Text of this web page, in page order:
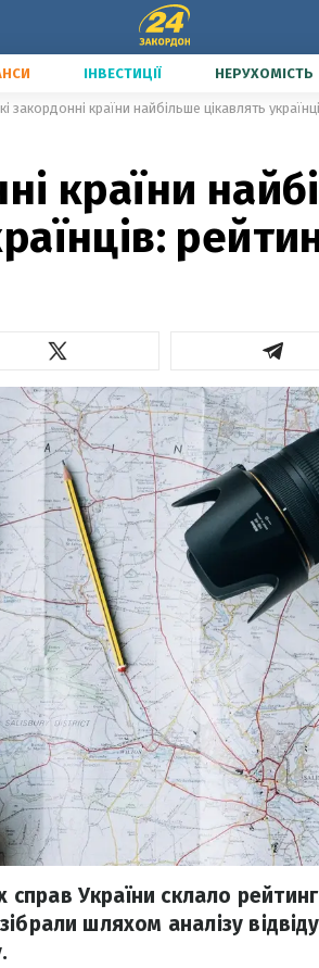
ІНВЕСТИЦІЇ НЕРУХОМІСТЬ
закордонні країни найбільше цікавлять
країни
справ України склало
шляхом аналізу